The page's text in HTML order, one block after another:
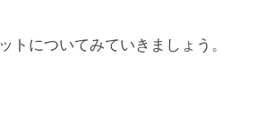
トについてみていきましょう。